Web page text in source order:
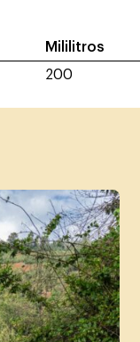
Mililitros
200